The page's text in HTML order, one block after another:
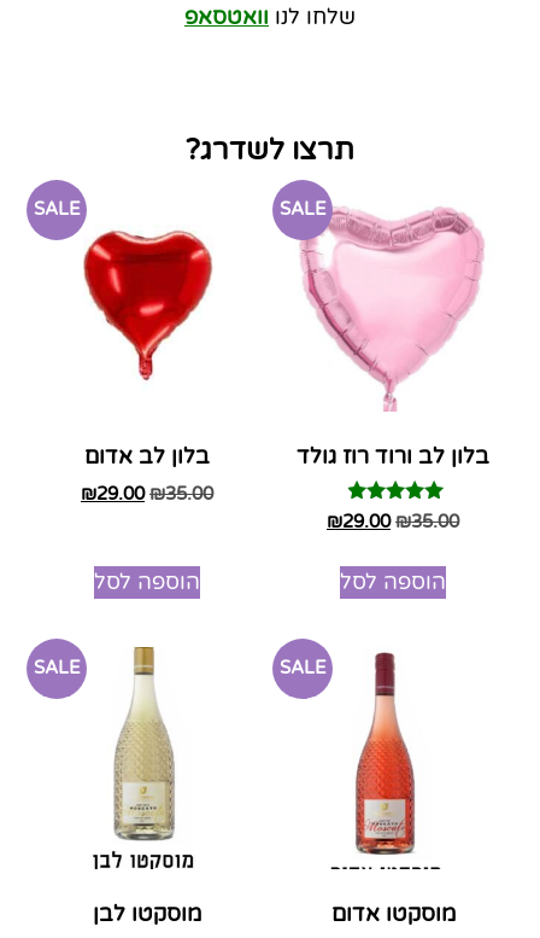
שלחו לנו וואטסאפ
תרצו לשדרג?
SALE
בלון לב ורוד רוז גולד
דורג
4.75
₪35.00
₪29.00
הוספה לסל
SALE
בלון לב אדום
₪35.00
₪29.00
הוספה לסל
SALE
מוסקטו אדום
SALE
מוסקטו לבן